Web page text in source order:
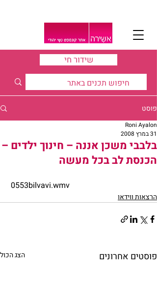
שידור חי
פוסט
בלבבי משכן אננה – חינוך ילדים –
הכנסת לב בכל מעשה
Roni Ayalon
31 במרץ 2008
0553bilvavi.wmv
הרצאות ווידאו
פוסטים אחרונים הצג הכול